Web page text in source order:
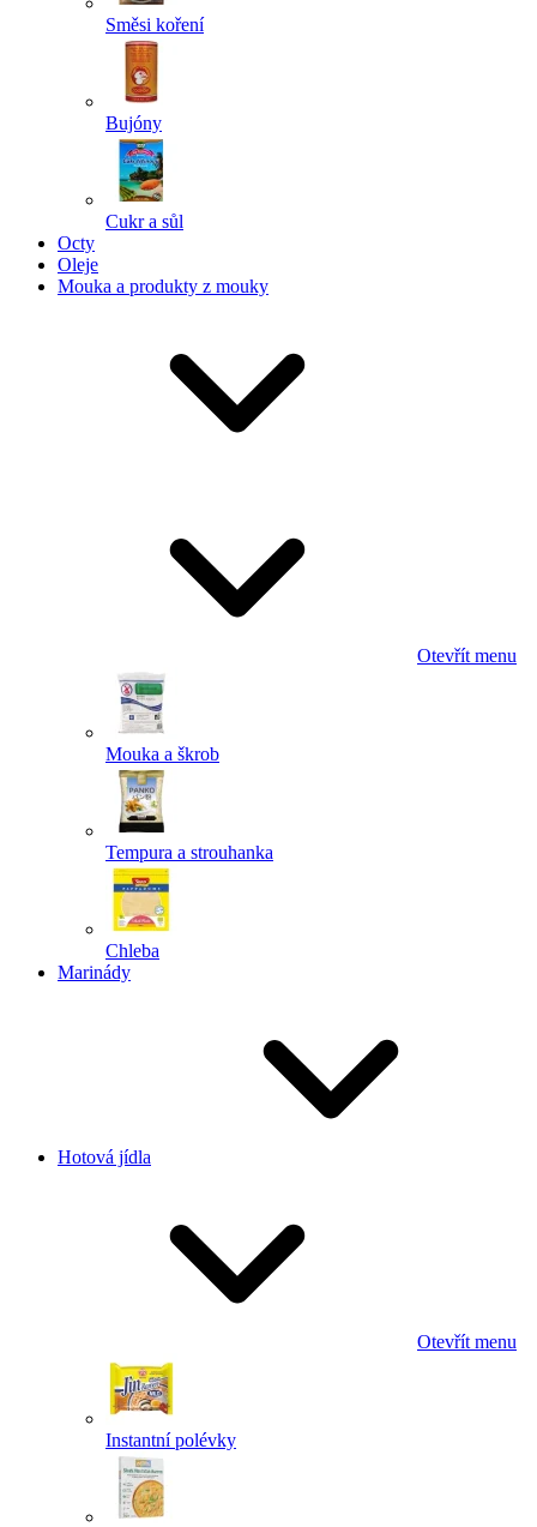
Směsi koření
Bujóny
Cukr a sůl
Octy
Oleje
Mouka a produkty z mouky
Otevřít menu
Mouka a škrob
Tempura a strouhanka
Chleba
Marinády
Hotová jídla
Otevřít menu
Instantní polévky
Powered by chaterimo